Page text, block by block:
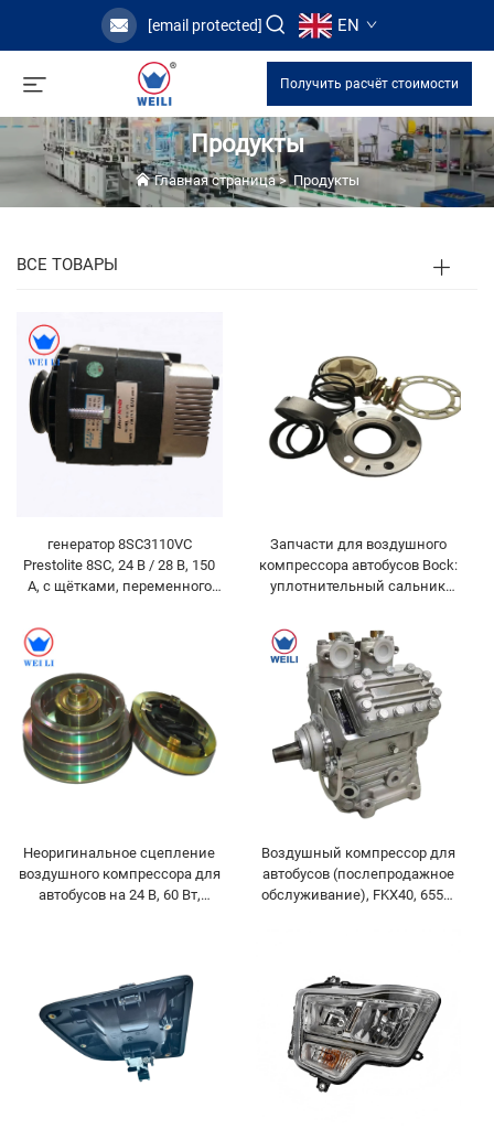
[email protected] EN
Получить расчёт стоимости
Продукты
Главная страница>Продукты
ВСЕ ТОВАРЫ
генератор 8SC3110VC
Prestolite 8SC, 24 В / 28 В, 150
А, с щётками, переменного
Запчасти для воздушного
компрессора автобусов Bock:
уплотнительный сальник
Неоригинальное сцепление
воздушного компрессора для
автобусов на 24 В, 60 Вт,
Воздушный компрессор для
автобусов (послепродажное
обслуживание), FKX40, 655K,